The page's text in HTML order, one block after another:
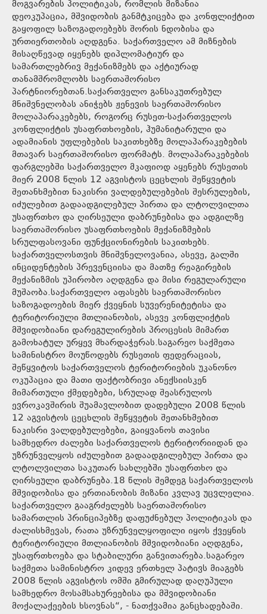
მოგვარების პოლიტიკას, რომლის მიზანია
დეოკუპაცია, მშვიდობის განმტკიცება და კონფლიქტით
გაყოფილ საზოგადოებებს შორის ნდობისა და
ურთიერთობის აღდგენა. საქართველო ამ მიზნების
მისაღწევად იყენებს დიპლომატიურ და
სამართლებრივ მექანიზმებს და აქტიურად
თანამშრომლობს საერთაშორისო
პარტნიორებთან.საქართველო განსაკუთრებულ
მნიშვნელობას ანიჭებს ჟენევის საერთაშორისო
მოლაპარაკებებს, როგორც რუსეთ-საქართველოს
კონფლიქტის უსაფრთხოების, ჰუმანიტარული და
ადამიანის უფლებების საკითხებზე მოლაპარაკებების
მთავარ საერთაშორისო ფორმატს. მოლაპარაკებების
ფარგლებში საქართველო მკაფიოდ აყენებს რუსეთის
მიერ 2008 წლის 12 აგვისტოს ცეცხლის შეწყვეტის
შეთანხმებით ნაკისრი ვალდებულებების შესრულების,
იძულებით გადაადგილებულ პირთა და ლტოლვილთა
უსაფრთხო და ღირსეული დაბრუნებისა და ადგილზე
საერთაშორისო უსაფრთხოების მექანიზმების
სრულფასოვანი ფუნქციონირების საკითხებს.
საქართველოსთვის მნიშვნელოვანია, ასევე, გალში
ინციდენტების პრევენციისა და მათზე რეაგირების
მექანიზმის უპირობო აღდგენა და მისი რეგულარული
მუშაობა.საქართველო აფასებს საერთაშორისო
საზოგადოების მიერ ქვეყნის სუვერენიტეტისა და
ტერიტორიული მთლიანობის, ასევე კონფლიქტის
მშვიდობიანი დარეგულირების პროცესის მიმართ
გამოხატულ ურყევ მხარდაჭერას.საგარეო საქმეთა
სამინისტრო მოუწოდებს რუსეთის ფედერაციას,
შეწყვიტოს საქართველოს ტერიტორიების უკანონო
ოკუპაცია და მათი ფაქტობრივი ანექსიისკენ
მიმართული ქმედებები, სრულად შეასრულოს
ევროკავშირის შუამავლობით დადებული 2008 წლის
12 აგვისტოს ცეცხლის შეწყვეტის შეთანხმებით
ნაკისრი ვალდებულებები, გაიყვანოს თავისი
სამხედრო ძალები საქართველოს ტერიტორიიდან და
უზრუნველყოს იძულებით გადაადგილებულ პირთა და
ლტოლვილთა საკუთარ სახლებში უსაფრთხო და
ღირსეული დაბრუნება.18 წლის შემდეგ საქართველოს
მშვიდობისა და ერთიანობის მიზანი კვლავ უცვლელია.
საქართველო გააგრძელებს საერთაშორისო
სამართლის პრინციპებზე დაფუძნებულ პოლიტიკას და
ძალისხმევას, რათა უზრუნველყოფილი იყოს ქვეყნის
ტერიტორიული მთლიანობის მშვიდობიანი აღდგენა,
უსაფრთხოება და სტაბილური განვითარება.საგარეო
საქმეთა სამინისტრო კიდევ ერთხელ პატივს მიაგებს
2008 წლის აგვისტოს ომში გმირულად დაღუპული
სამხედრო მოსამსახურეებისა და მშვიდობიანი
მოქალაქეების ხსოვნას“, - ნათქვამია განცხადებაში.